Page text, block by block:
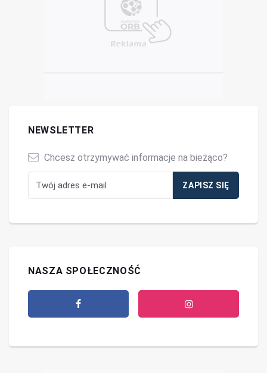
NEWSLETTER
Chcesz otrzymywać informacje na bieżąco?
NASZA SPOŁECZNOŚĆ